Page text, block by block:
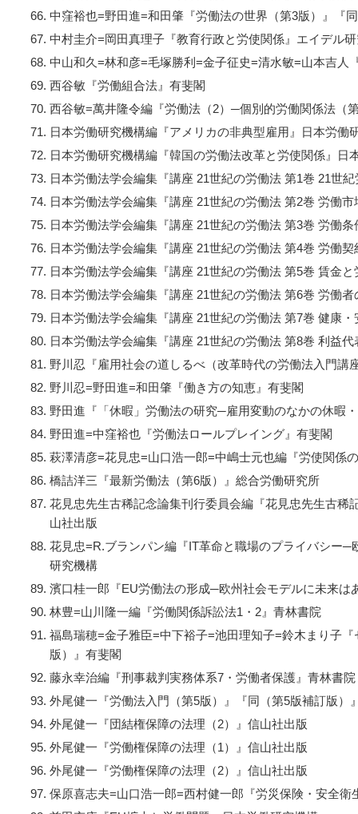
中窪裕也=野田進=和田肇『労働法の世界（第3版）』『
中村圭介=岡田真理子『教育行政と労使関係』エイデル
中山和久=林和彦=毛塚勝利=金子征史=清水敏=山本吉人
西谷敏『労働組合法』有斐閣
西谷敏=萬井隆令編『労働法（2）─個別的労働関係法（
日本労働研究機構編『アメリカの非典型雇用』日本労働
日本労働研究機構編『韓国の労働法改革と労使関係』日
日本労働法学会編集『講座 21世紀の労働法 第1巻 21世
日本労働法学会編集『講座 21世紀の労働法 第2巻 労働
日本労働法学会編集『講座 21世紀の労働法 第3巻 労働
日本労働法学会編集『講座 21世紀の労働法 第4巻 労働契
日本労働法学会編集『講座 21世紀の労働法 第5巻 賃金
日本労働法学会編集『講座 21世紀の労働法 第6巻 労働
日本労働法学会編集『講座 21世紀の労働法 第7巻 健康
日本労働法学会編集『講座 21世紀の労働法 第8巻 利益
野川忍『雇用社会の道しるべ（改革時代の労働法入門講
野川忍=野田進=和田肇『働き方の知恵』有斐閣
野田進『「休暇」労働法の研究─雇用変動のなかの休暇
野田進=中窪裕也『労働法ロールプレイング』有斐閣
萩澤清彦=花見忠=山口浩一郎=中嶋士元也編『労使関係
橋詰洋三『最新労働法（第6版）』総合労働研究所
花見忠先生古稀記念論集刊行委員会編『花見忠先生古稀
山社出版
花見忠=R.ブランパン編『IT革命と職場のプライバシー─
研究機構
濱口桂一郎『EU労働法の形成─欧州社会モデルに未来は
林豊=山川隆一編『労働関係訴訟法1・2』青林書院
福島瑞穂=金子雅臣=中下裕子=池田理知子=鈴木まり子
版）』有斐閣
藤永幸治編『刑事裁判実務体系7・労働者保護』青林書院
外尾健一『労働法入門（第5版）』『同（第5版補訂版）
外尾健一『団結権保障の法理（2）』信山社出版
外尾健一『労働権保障の法理（1）』信山社出版
外尾健一『労働権保障の法理（2）』信山社出版
保原喜志夫=山口浩一郎=西村健一郎『労災保険・安全衛